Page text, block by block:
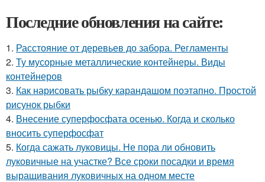
Последние обновления на сайте:
1. Расстояние от деревьев до забора. Регламенты
2. Ту мусорные металлические контейнеры. Виды
контейнеров
3. Как нарисовать рыбку карандашом поэтапно. Простой
рисунок рыбки
4. Внесение суперфосфата осенью. Когда и сколько
вносить суперфосфат
5. Когда сажать луковицы. Не пора ли обновить
луковичные на участке? Все сроки посадки и время
выращивания луковичных на одном месте